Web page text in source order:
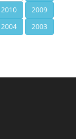
2010
2009
2004
2003